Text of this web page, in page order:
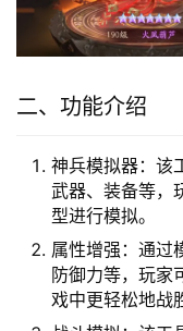
二、功能介绍
神兵模拟器：该
武器、装备等，
型进行模拟。
属性增强：通过
防御力等，玩家
戏中更轻松地战